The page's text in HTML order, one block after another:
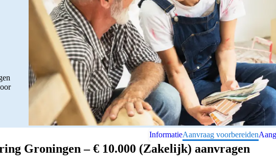
InformatieAanvraag voorbereiden
Groningen – € 10.000 (Zakelijk) aanvragen